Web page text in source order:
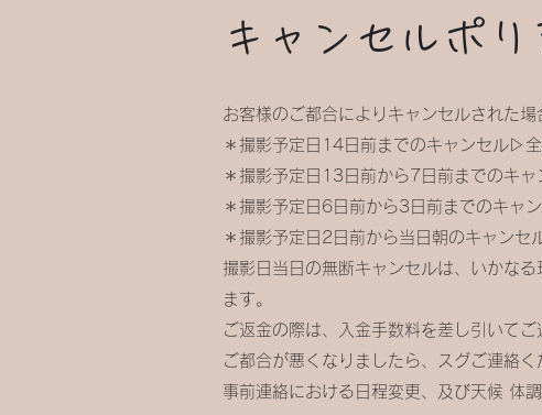
キャンセルポリ
お客様のご都合によりキャンセルされた
＊撮影予定日14日前までのキャンセル▷
＊撮影予定日13日前から7日前までのキ
＊撮影予定日6日前から3日前までのキャ
＊撮影予定日2日前から当日朝のキャン
撮影日当日の無断キャンセルは、いかな
ます。
ご返金の際は、入金手数料を差し引いてご
ご都合が悪くなりましたら、スグご連絡
事前連絡における日程変更、及び天候 体